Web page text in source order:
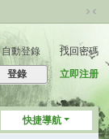
切
到
窄
自動登錄
找回密碼
登錄 立即注册
快捷導航